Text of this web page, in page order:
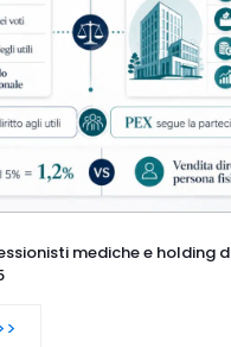
mediche e holding